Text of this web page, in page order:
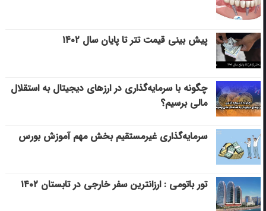
پیش بینی قیمت تتر تا پایان سال ۱۴۰۲
چگونه با سرمایه‌گذاری در ارزهای دیجیتال به استقلال
مالی برسیم؟
سرمایه‌گذاری غیرمستقیم بخش مهم آموزش بورس
تور باتومی : ارزانترین سفر خارجی در تابستان ۱۴۰۲